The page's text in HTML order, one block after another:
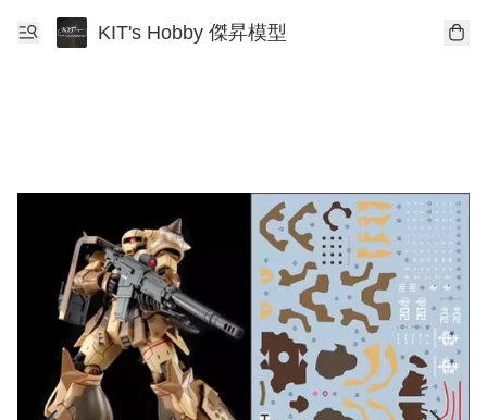
KIT's Hobby 傑昇模型